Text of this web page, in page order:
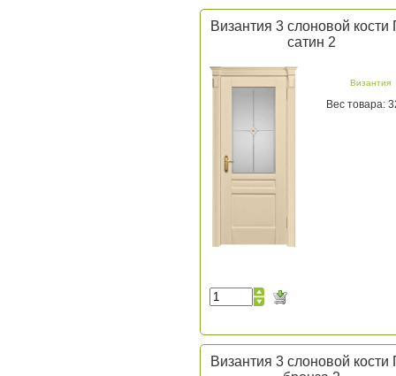
Византия 3 слоновой
сатин 2
Византия
Вес товара:
Византия 3 слоновой